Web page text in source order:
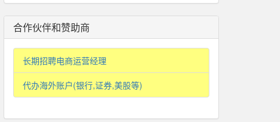
合作伙伴和赞助商
长期招聘电商运营经理
代办海外账户(银行,证券,美股等)